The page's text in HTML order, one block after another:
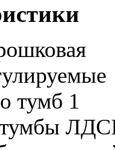
тумб 1